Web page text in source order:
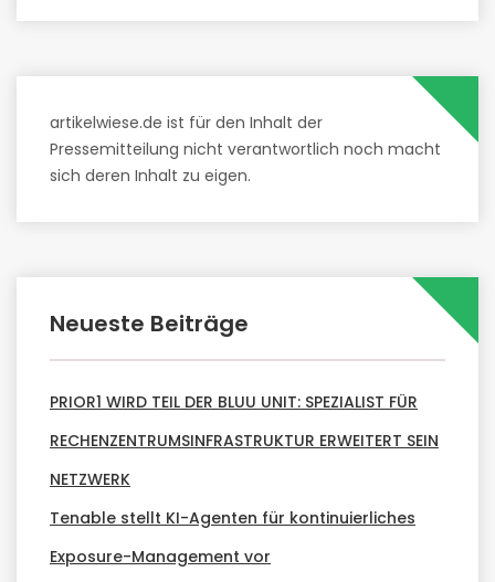
artikelwiese.de ist für den Inhalt der
Pressemitteilung nicht verantwortlich noch macht
sich deren Inhalt zu eigen.
Neueste Beiträge
PRIOR1 WIRD TEIL DER BLUU UNIT: SPEZIALIST FÜR
RECHENZENTRUMSINFRASTRUKTUR ERWEITERT SEIN
NETZWERK
Tenable stellt KI-Agenten für kontinuierliches
Exposure-Management vor